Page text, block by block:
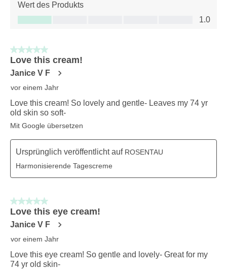
Wert des Produkts
Wert des Produkts, 1.0 von 5
1.0
5 von 5 Sternen.
Love this cream!
Janice V F
vor einem Jahr
Love this cream! So lovely and gentle- Leaves my 74 yr
old skin so soft-
Mit Google übersetzen
Ursprünglich veröffentlicht auf ROSENTAU
Harmonisierende Tagescreme
5 von 5 Sternen.
Love this eye cream!
Janice V F
vor einem Jahr
Love this eye cream! So gentle and lovely- Great for my
74 yr old skin-